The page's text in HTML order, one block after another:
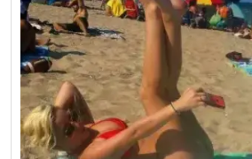
Email
Коментар*